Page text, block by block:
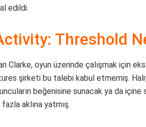
edildi.
Threshold
Clarke, oyun üzerinde çalışmak için
şirketi bu talebi kabul etmemiş.
beğenisine sunacak ya da
aklına yatmış.